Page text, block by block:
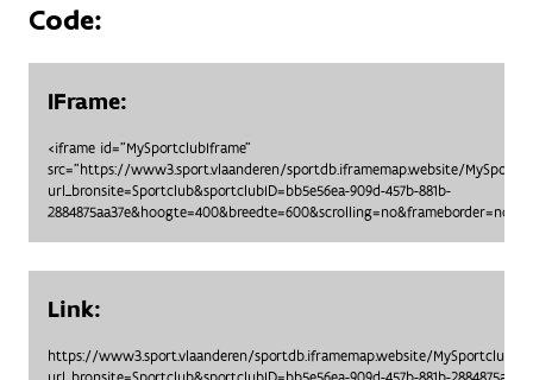
Code:
IFrame:
<iframe id="MySportclubIframe"
src="https://www3.sport.vlaanderen/sportdb.iframemap.website/
url_bronsite=Sportclub&sportclubID=bb5e56ea-909d-457b-881b-
2884875aa37e&hoogte=400&breedte=600&scrolling=no&frameborder=no">
Link:
https://www3.sport.vlaanderen/sportdb.iframemap.website/